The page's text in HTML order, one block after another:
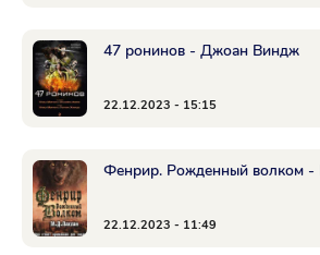
47 ронинов - Джоан Виндж
22.12.2023 - 15:15
Фенрир. Рожденный волком -
22.12.2023 - 11:49